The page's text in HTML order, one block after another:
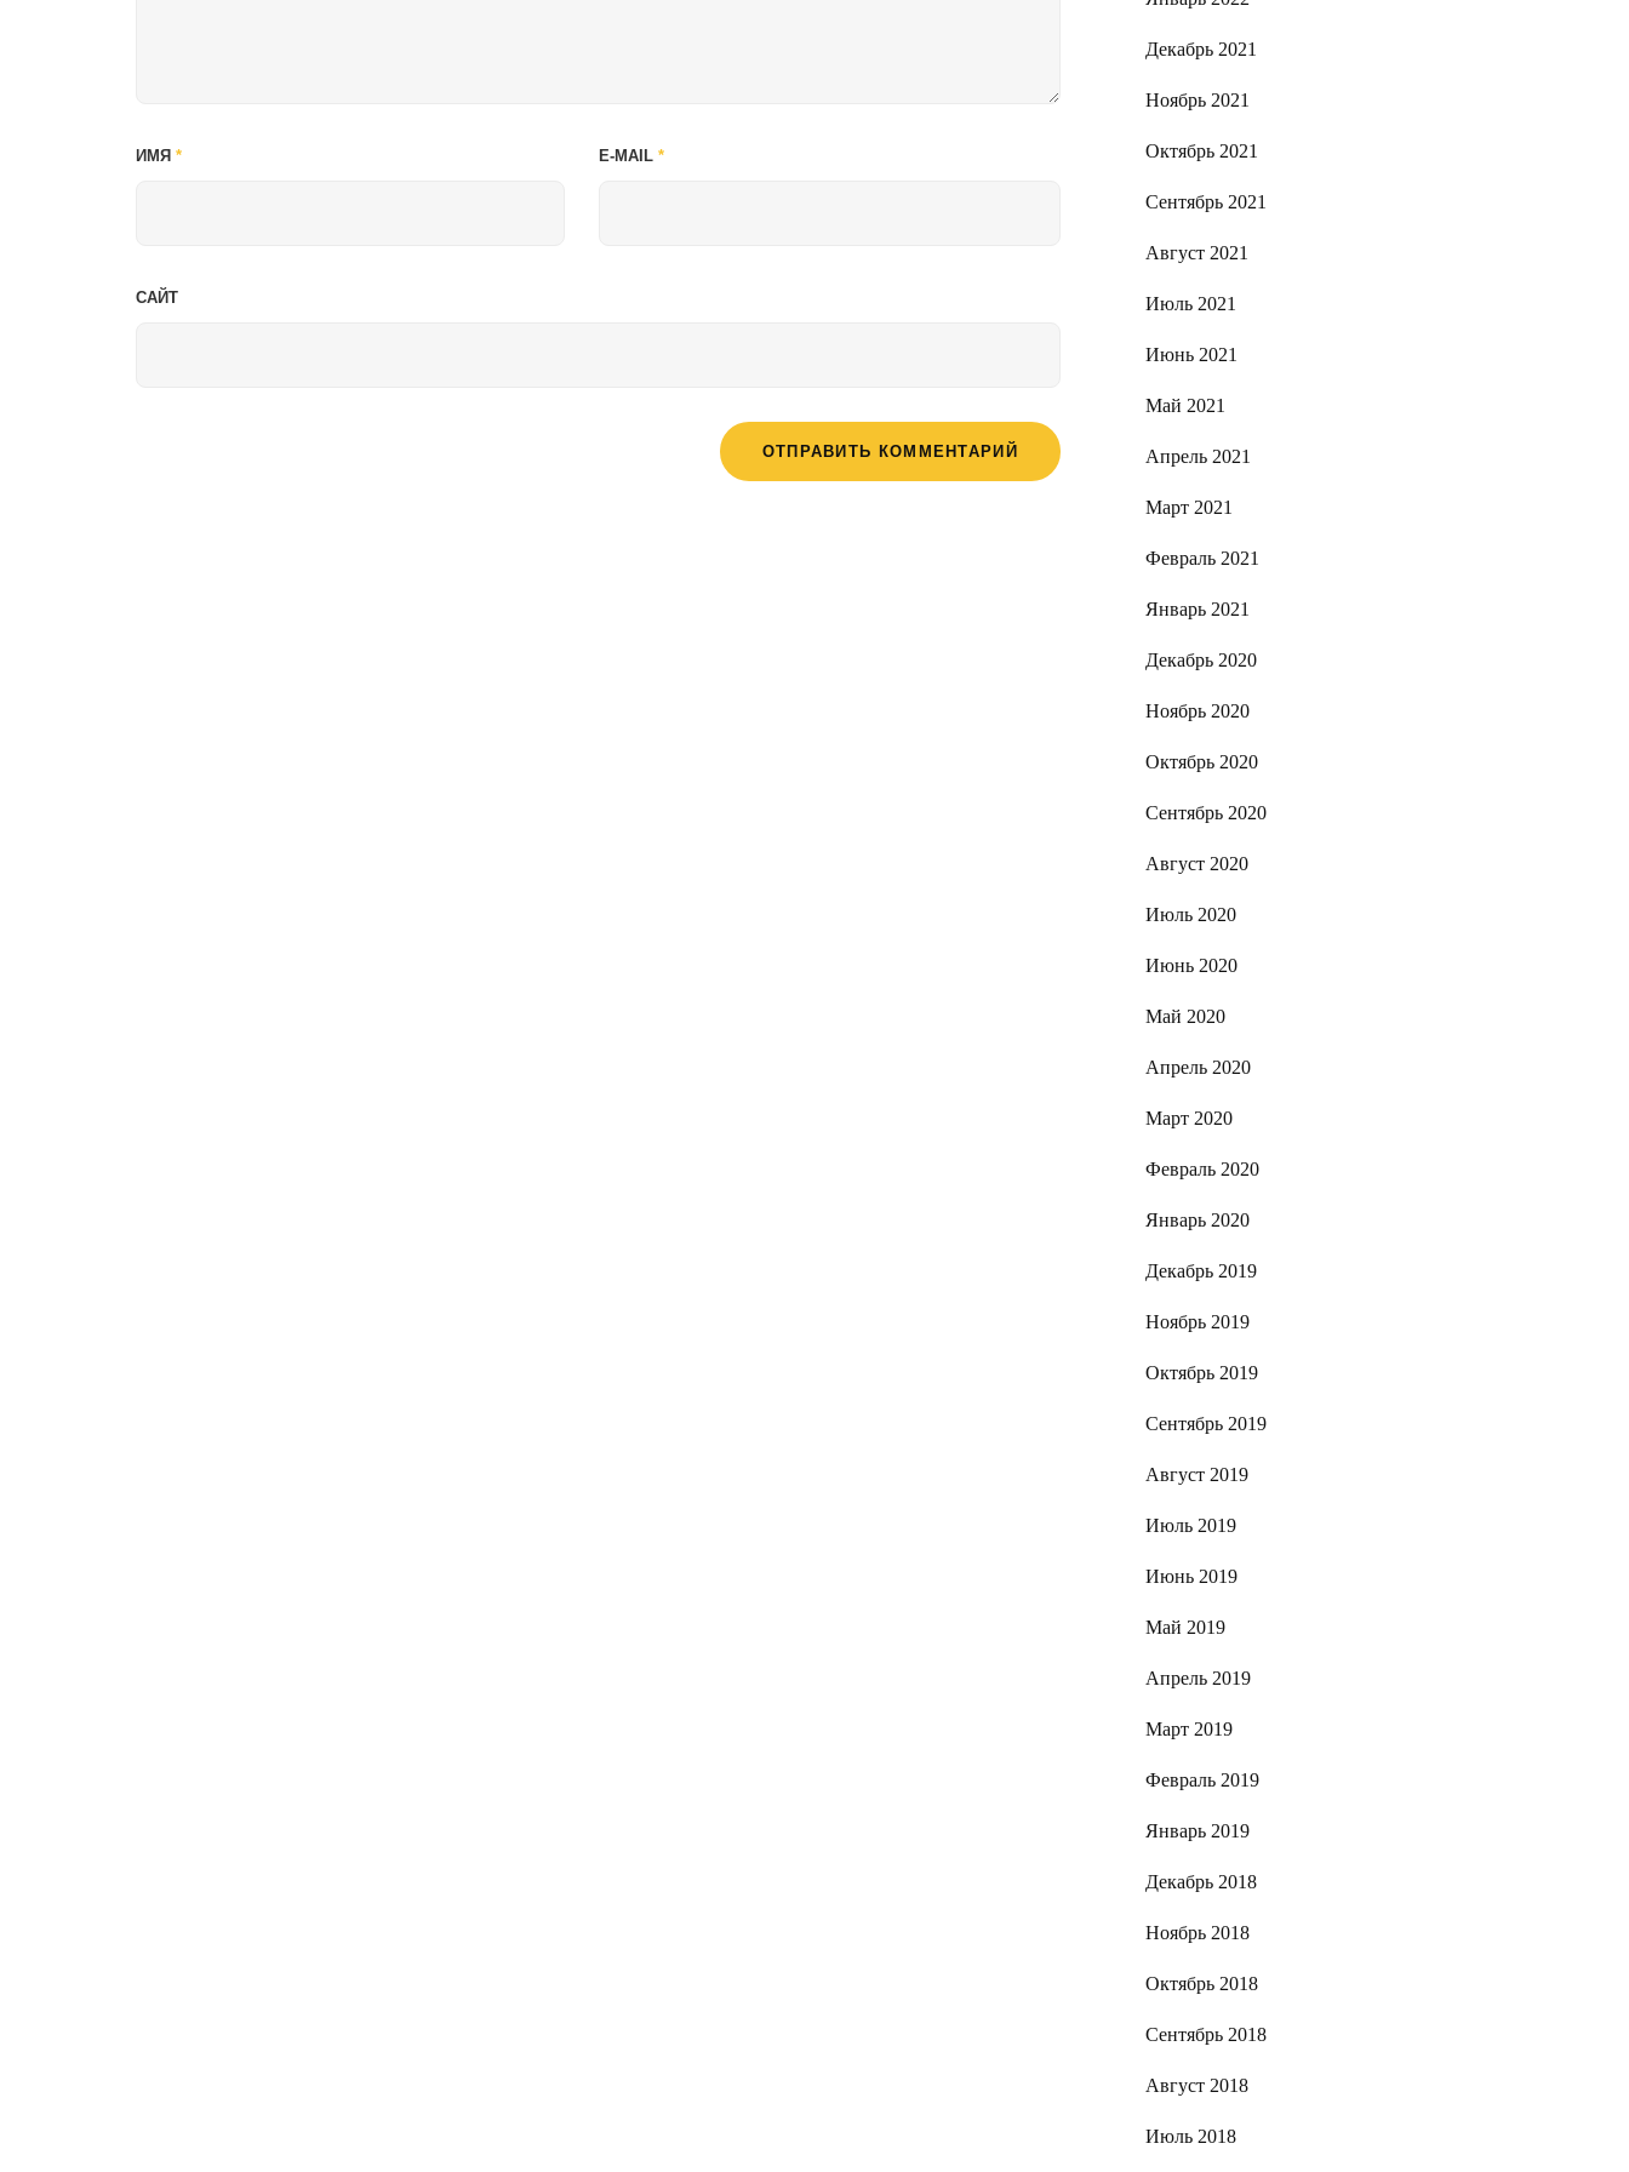
ИМЯ * E-MAIL *
САЙТ
Декабрь 2021
Ноябрь 2021
Октябрь 2021
Сентябрь 2021
Август 2021
Июль 2021
Июнь 2021
Май 2021
Апрель 2021
Март 2021
Февраль 2021
Январь 2021
Декабрь 2020
Ноябрь 2020
Октябрь 2020
Сентябрь 2020
Август 2020
Июль 2020
Июнь 2020
Май 2020
Апрель 2020
Март 2020
Февраль 2020
Январь 2020
Декабрь 2019
Ноябрь 2019
Октябрь 2019
Сентябрь 2019
Август 2019
Июль 2019
Июнь 2019
Май 2019
Апрель 2019
Март 2019
Февраль 2019
Январь 2019
Декабрь 2018
Ноябрь 2018
Октябрь 2018
Сентябрь 2018
Август 2018
Июль 2018